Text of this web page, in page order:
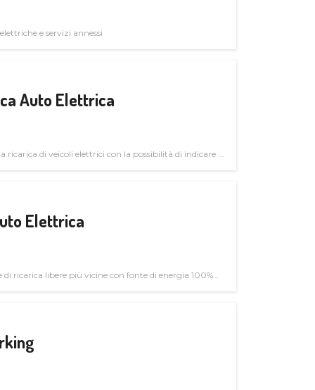
e servizi annessi
Auto Elettrica
ricarica di veicoli elettrici con la possibilità di indicare le
Elettrica
ricarica libere più vicine con fonte di energia 100%